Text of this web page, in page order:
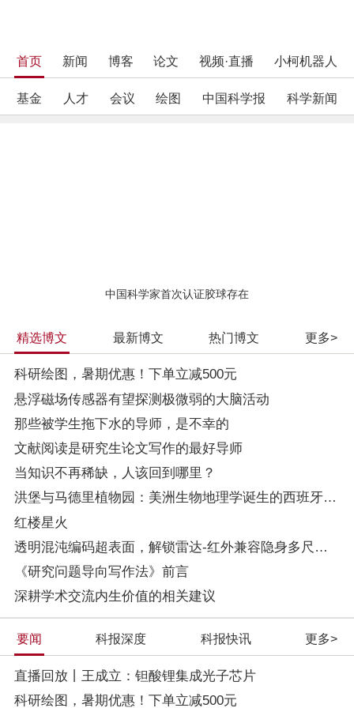
首页 新闻 博客 论文 视频·直播 小柯机器人
基金 人才 会议 绘图 中国科学报 科学新闻
中国科学家首次认证胶球存在
精选博文 最新博文 热门博文 更多>
科研绘图，暑期优惠！下单立减500元
悬浮磁场传感器有望探测极微弱的大脑活动
那些被学生拖下水的导师，是不幸的
文献阅读是研究生论文写作的最好导师
当知识不再稀缺，人该回到哪里？
洪堡与马德里植物园：美洲生物地理学诞生的西班牙根基
红楼星火
透明混沌编码超表面，解锁雷达-红外兼容隐身多尺度设计
《研究问题导向写作法》前言
深耕学术交流内生价值的相关建议
要闻 科报深度 科报快讯 更多>
直播回放丨王成立：钽酸锂集成光子芯片
科研绘图，暑期优惠！下单立减500元